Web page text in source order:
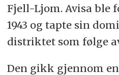
Fjell-Ljom. Avisa ble
1943 og tapte sin
distriktet som følge
Den gikk gjennom